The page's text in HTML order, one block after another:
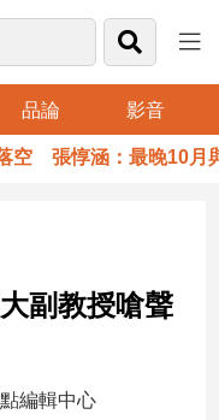
品論 影音
張惇涵：最晚10月與
副教授嗆聲
編輯中心